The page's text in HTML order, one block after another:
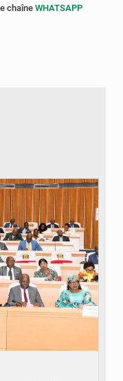
chaîne WHATSAPP